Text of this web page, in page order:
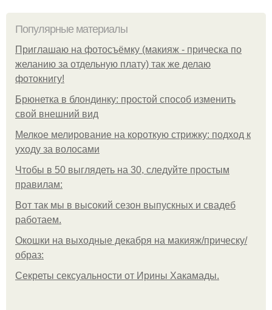
Популярные материалы
Приглашаю на фотосъёмку (макияж - прическа по
желанию за отдельную плату) так же делаю
фотокнигу!
Брюнетка в блондинку: простой способ изменить
свой внешний вид
Мелкое мелирование на короткую стрижку: подход к
уходу за волосами
Чтобы в 50 выглядеть на 30, следуйте простым
правилам:
Вот так мы в высокий сезон выпускных и свадеб
работаем.
Окошки на выходные декабря на макияж/прическу/
образ:
Секреты сексуальности от Ирины Хакамады.